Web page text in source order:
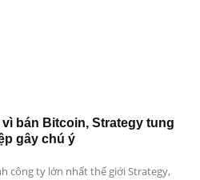
bán Bitcoin, Strategy tung
gây chú ý
công ty lớn nhất thế giới Strategy,